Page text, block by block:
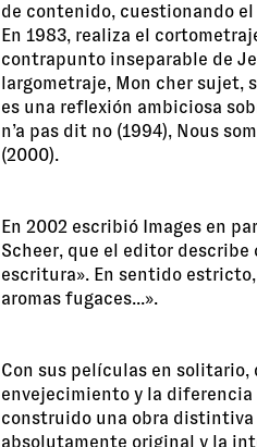
de contenido, cuestionando
En 1983, realiza el
contrapunto inseparable de
largometraje, Mon cher sujet,
es una reflexión ambiciosa
n’a pas dit no (1994), Nous
(2000).
En 2002 escribió Images en
Scheer, que el editor describe
escritura». En sentido
aromas fugaces...».
Con sus películas en
envejecimiento y la diferencia
construido una obra
absolutamente original y la